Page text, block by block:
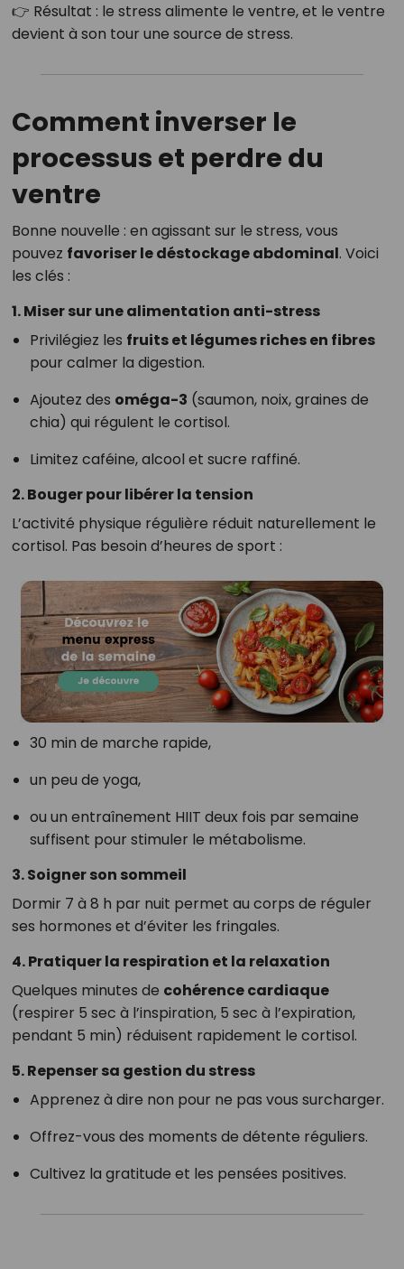
👉 Résultat : le stress alimente le ventre, et le ventre
devient à son tour une source de stress.
Comment inverser le
processus et perdre du
ventre
Bonne nouvelle : en agissant sur le stress, vous
pouvez favoriser le déstockage abdominal. Voici
les clés :
1. Miser sur une alimentation anti-stress
Privilégiez les fruits et légumes riches en fibres
pour calmer la digestion.
Ajoutez des oméga-3 (saumon, noix, graines de
chia) qui régulent le cortisol.
Limitez caféine, alcool et sucre raffiné.
2. Bouger pour libérer la tension
L’activité physique régulière réduit naturellement le
cortisol. Pas besoin d’heures de sport :
30 min de marche rapide,
un peu de yoga,
ou un entraînement HIIT deux fois par semaine
suffisent pour stimuler le métabolisme.
3. Soigner son sommeil
Dormir 7 à 8 h par nuit permet au corps de réguler
ses hormones et d’éviter les fringales.
4. Pratiquer la respiration et la relaxation
Quelques minutes de cohérence cardiaque
(respirer 5 sec à l’inspiration, 5 sec à l’expiration,
pendant 5 min) réduisent rapidement le cortisol.
5. Repenser sa gestion du stress
Apprenez à dire non pour ne pas vous surcharger.
Offrez-vous des moments de détente réguliers.
Cultivez la gratitude et les pensées positives.